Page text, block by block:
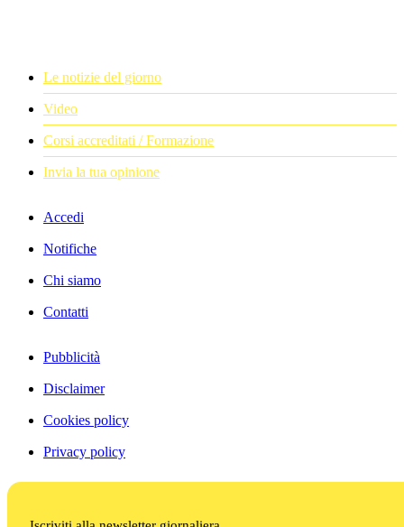
Le notizie del giorno
Video
Corsi accreditati / Formazione
Invia la tua opinione
Accedi
Notifiche
Chi siamo
Contatti
Pubblicità
Disclaimer
Cookies policy
Privacy policy